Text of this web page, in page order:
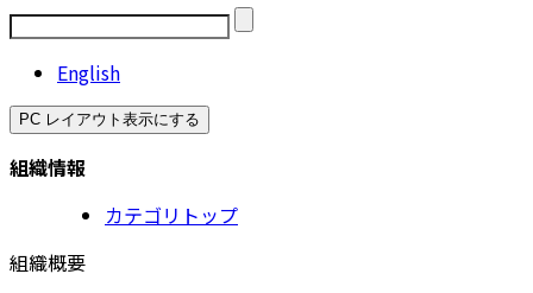
English
PC レイアウト表示にする
組織情報
カテゴリトップ
組織概要